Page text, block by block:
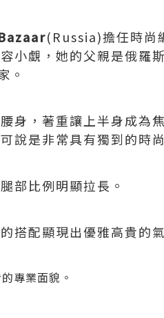
(Russia)擔任時尚
小覷，她的父親是俄羅
。
身，著重讓上半身成為
說是非常具有獨到的時
部比例明顯拉長。
搭配顯現出優雅高貴的
專業面貌。